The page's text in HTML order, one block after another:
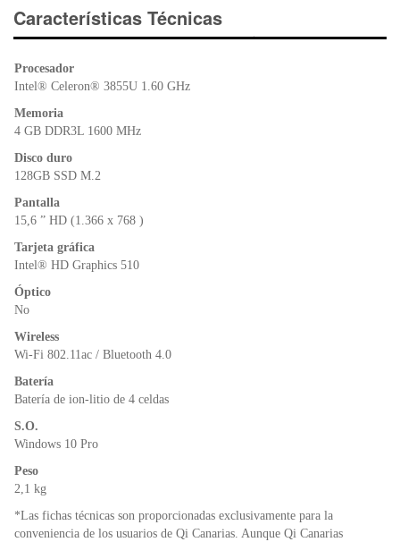
e
b
o
er s
A
p
ri
e
dl
Características Técnicas
Procesador
Intel® Celeron® 3855U 1.60 GHz
Memoria
4 GB DDR3L 1600 MHz
Disco duro
128GB SSD M.2
Pantalla
15,6 ” HD (1.366 x 768 )
Tarjeta gráfica
Intel® HD Graphics 510
Óptico
No
Wireless
Wi-Fi 802.11ac / Bluetooth 4.0
Batería
Batería de ion-litio de 4 celdas
S.O.
Windows 10 Pro
Peso
2,1 kg
*Las fichas técnicas son proporcionadas exclusivamente para la
conveniencia de los usuarios de Qi Canarias. Aunque Qi Canarias